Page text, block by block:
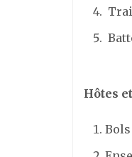
Hôtes
Bols